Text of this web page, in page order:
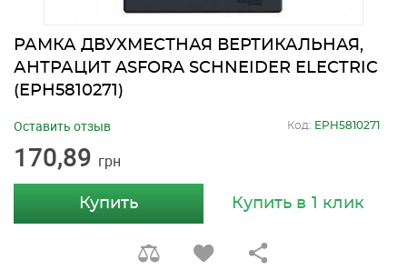
РАМКА ДВУХМЕСТНАЯ ВЕРТИКАЛЬНАЯ,
АНТРАЦИТ ASFORA SCHNEIDER ELECTRIC
(EPH5810271)
170,89 грн
Оставить отзыв Код: EPH5810271
Купить Купить в 1 клик